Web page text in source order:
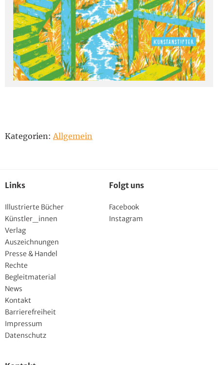
Kategorien: Allgemein
Links
Illustrierte Bücher
Künstler_innen
Verlag
Auszeichnungen
Presse & Handel
Rechte
Begleitmaterial
News
Kontakt
Barrierefreiheit
Impressum
Datenschutz
Folgt uns
Facebook
Instagram